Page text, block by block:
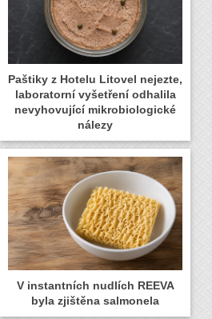
Paštiky z Hotelu Litovel nejezte,
laboratorní vyšetření odhalila
nevyhovující mikrobiologické
nálezy
V instantních nudlích REEVA
byla zjištěna salmonela